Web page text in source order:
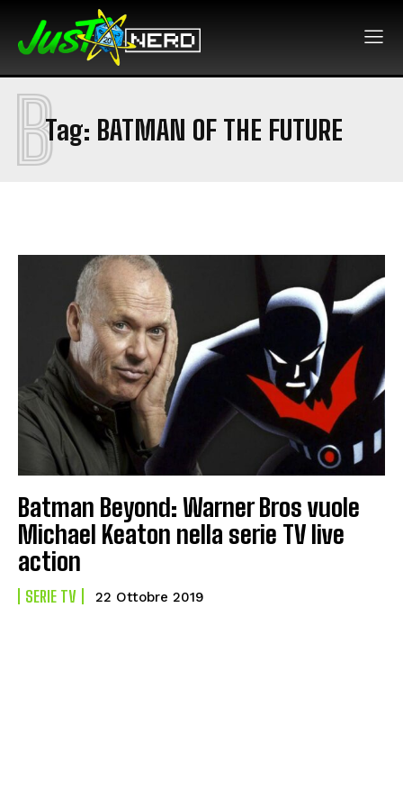
Tag: BATMAN OF THE FUTURE
B
Batman Beyond: Warner Bros vuole
Michael Keaton nella serie TV live
action
SERIE TV 22 Ottobre 2019